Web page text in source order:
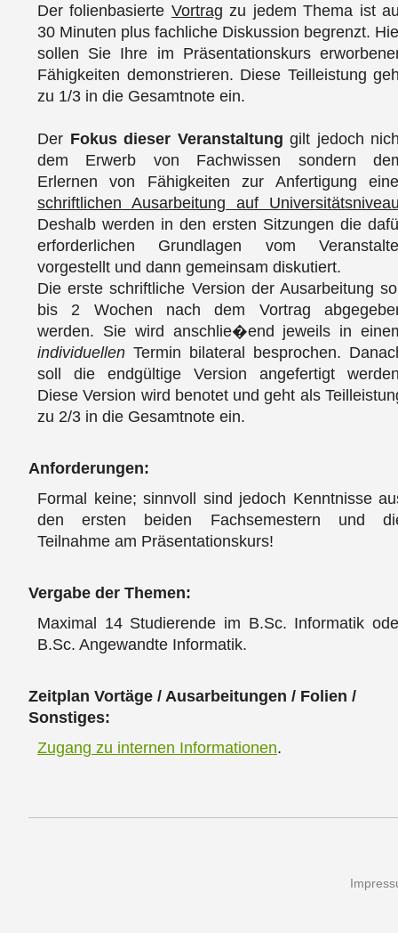
Der folienbasierte Vortrag zu jedem Thema ist
30 Minuten plus fachliche Diskussion begrenzt.
sollen Sie Ihre im Präsentationskurs
Fähigkeiten demonstrieren. Diese Teilleistung
zu 1/3 in die Gesamtnote ein.
Der Fokus dieser Veranstaltung gilt jedoch
dem Erwerb von Fachwissen sondern
Erlernen von Fähigkeiten zur Anfertigung
schriftlichen Ausarbeitung auf
Deshalb werden in den ersten Sitzungen die
erforderlichen Grundlagen vom
vorgestellt und dann gemeinsam diskutiert.
Die erste schriftliche Version der Ausarbeitung
bis 2 Wochen nach dem Vortrag
werden. Sie wird anschlie�end jeweils in
individuellen Termin bilateral besprochen.
soll die endgültige Version angefertigt
Diese Version wird benotet und geht als
zu 2/3 in die Gesamtnote ein.
Anforderungen:
Formal keine; sinnvoll sind jedoch Kenntnisse
den ersten beiden Fachsemestern und
Teilnahme am Präsentationskurs!
Vergabe der Themen:
Maximal 14 Studierende im B.Sc. Informatik
B.Sc. Angewandte Informatik.
Zeitplan Vortäge / Ausarbeitungen / Folien /
Sonstiges:
Zugang zu internen Informationen.